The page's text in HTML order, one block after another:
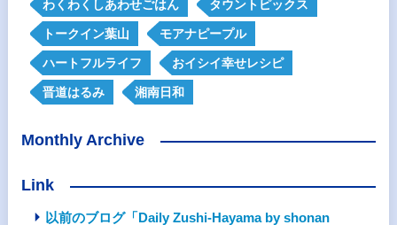
わくわくしあわせごはん タウントピックス
トークイン葉山 モアナピープル
ハートフルライフ おイシイ幸せレシピ
晋道はるみ 湘南日和
Monthly Archive
Link
以前のブログ「Daily Zushi-Hayama by shonan